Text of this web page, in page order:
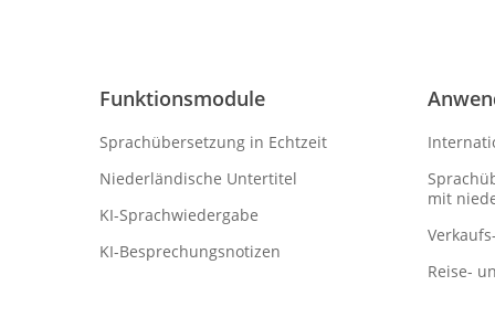
Funktionsmodule
Sprachübersetzung in Echtzeit
Niederländische Untertitel
KI-Sprachwiedergabe
KI-Besprechungsnotizen
mit
Reise-